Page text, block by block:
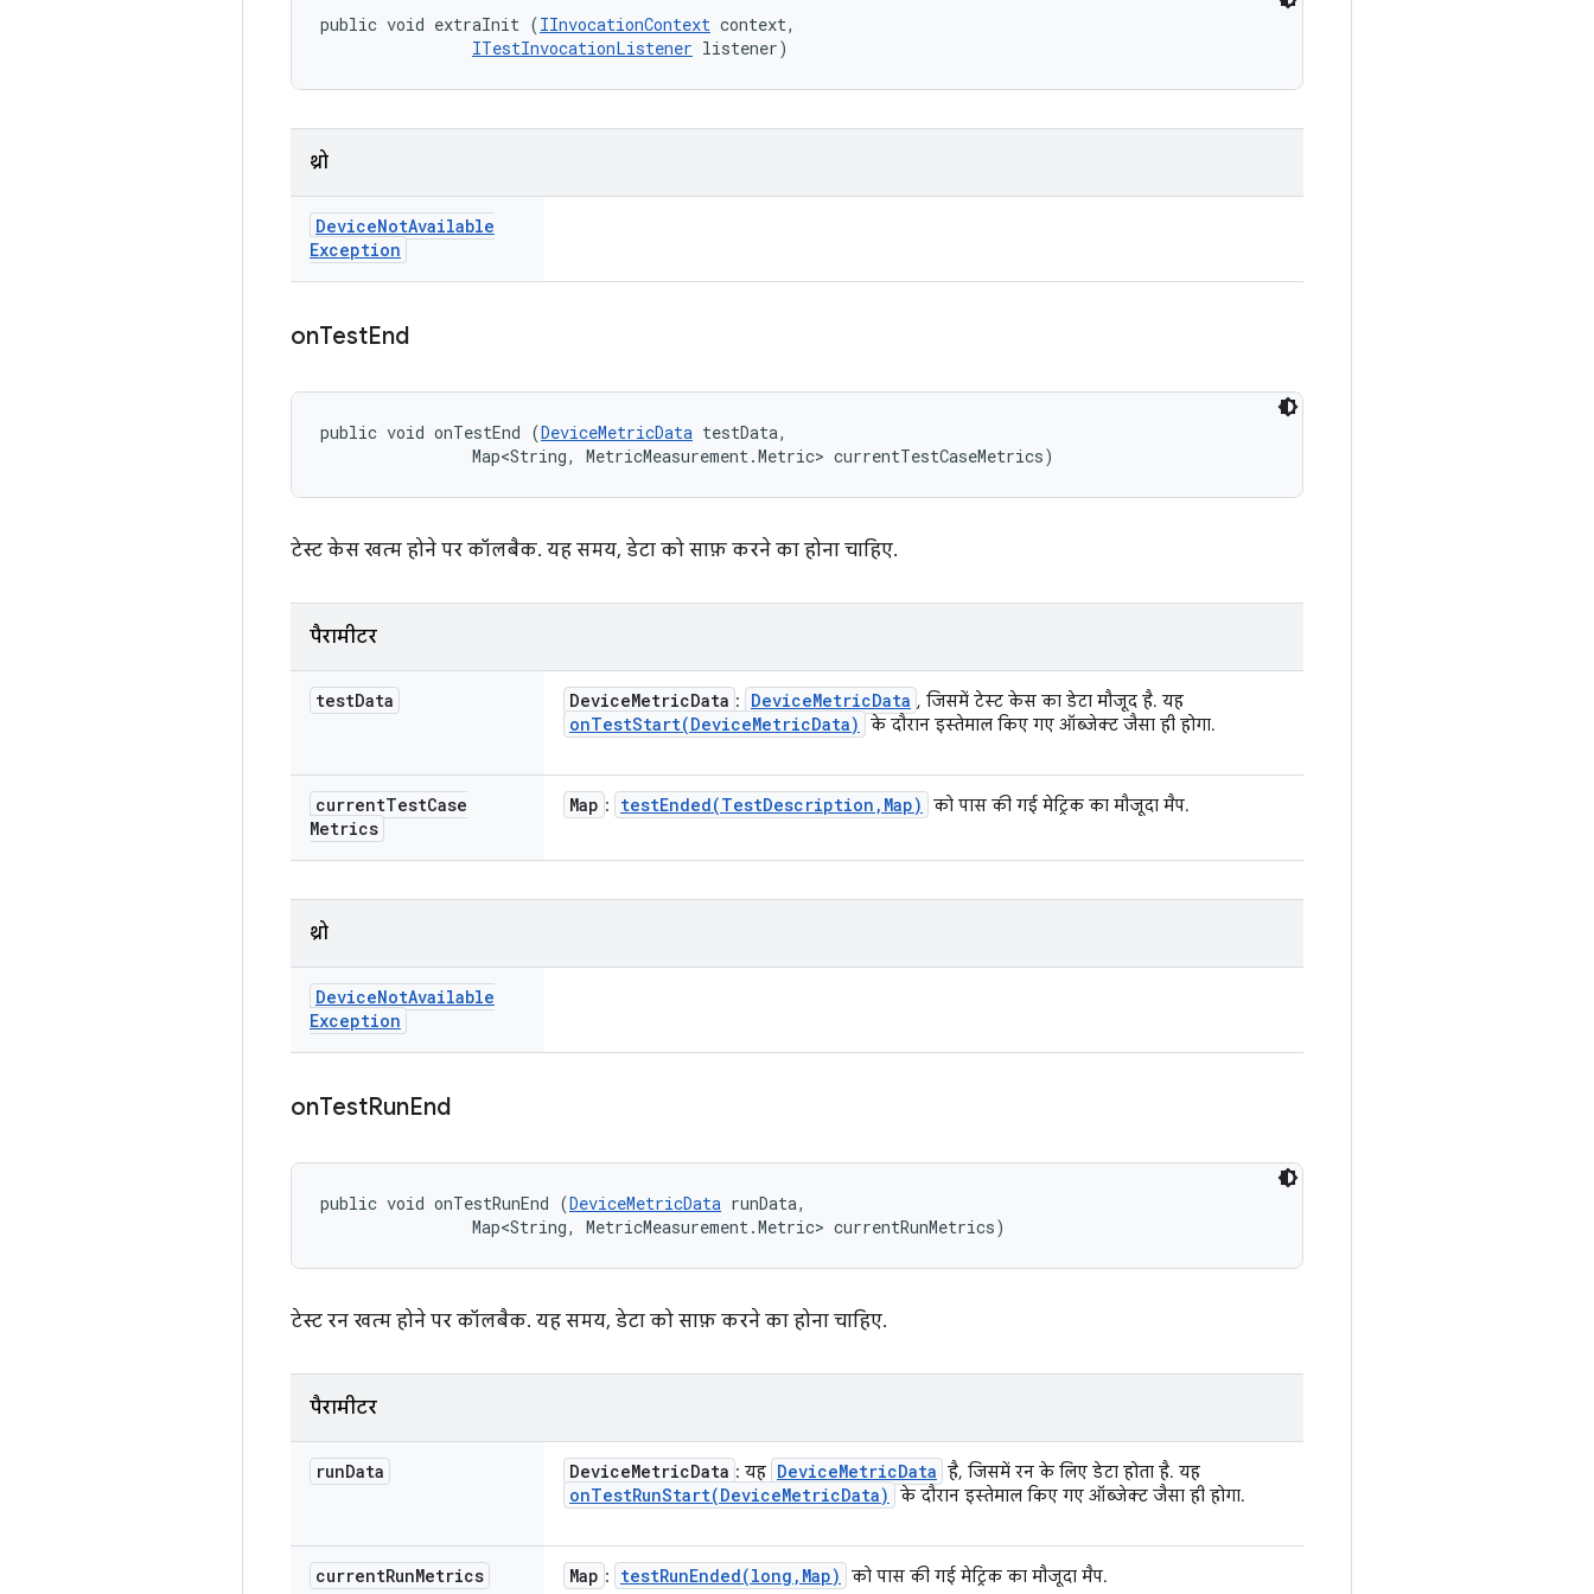
public void extraInit (IInvocationContext context,
ITestInvocationListener listener)
थ्रो
DeviceNotAvailable
Exception
onTestEnd
public void onTestEnd (DeviceMetricData testData,
                Map<String, MetricMeasurement.Metric> currentTestCaseMetrics)
टेस्ट केस खत्म होने पर कॉलबैक. यह समय, डेटा को साफ़ करने का होना चाहिए.
पैरामीटर
testData DeviceMetricData : DeviceMetricData , जिसमें टेस्ट केस का डेटा मौजूद है. यह
onTestStart(DeviceMetricData) के दौरान इस्तेमाल किए गए ऑब्जेक्ट जैसा ही होगा.
currentTestCase
Metrics
Map : testEnded(TestDescription , Map) को पास की गई मेट्रिक का मौजूदा मैप.
थ्रो
DeviceNotAvailable
Exception
onTestRunEnd
public void onTestRunEnd (DeviceMetricData runData,
                Map<String, MetricMeasurement.Metric> currentRunMetrics)
टेस्ट रन खत्म होने पर कॉलबैक. यह समय, डेटा को साफ़ करने का होना चाहिए.
पैरामीटर
runData DeviceMetricData : यह DeviceMetricData है, जिसमें रन के लिए डेटा होता है. यह
onTestRunStart(DeviceMetricData) के दौरान इस्तेमाल किए गए ऑब्जेक्ट जैसा ही होगा.
currentRunMetrics Map : testRunEnded(long , Map) को पास की गई मेट्रिक का मौजूदा मैप.